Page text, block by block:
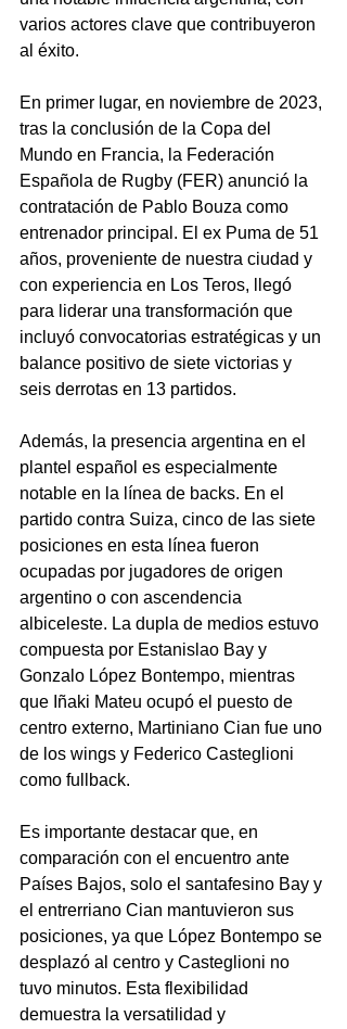
varios actores clave que contribuyeron
al éxito.
En primer lugar, en noviembre de 2023,
tras la conclusión de la Copa del
Mundo en Francia, la Federación
Española de Rugby (FER) anunció la
contratación de Pablo Bouza como
entrenador principal. El ex Puma de 51
años, proveniente de nuestra ciudad y
con experiencia en Los Teros, llegó
para liderar una transformación que
incluyó convocatorias estratégicas y un
balance positivo de siete victorias y
seis derrotas en 13 partidos.
Además, la presencia argentina en el
plantel español es especialmente
notable en la línea de backs. En el
partido contra Suiza, cinco de las siete
posiciones en esta línea fueron
ocupadas por jugadores de origen
argentino o con ascendencia
albiceleste. La dupla de medios estuvo
compuesta por Estanislao Bay y
Gonzalo López Bontempo, mientras
que Iñaki Mateu ocupó el puesto de
centro externo, Martiniano Cian fue uno
de los wings y Federico Casteglioni
como fullback.
Es importante destacar que, en
comparación con el encuentro ante
Países Bajos, solo el santafesino Bay y
el entrerriano Cian mantuvieron sus
posiciones, ya que López Bontempo se
desplazó al centro y Casteglioni no
tuvo minutos. Esta flexibilidad
demuestra la versatilidad y